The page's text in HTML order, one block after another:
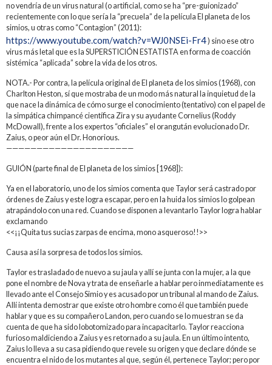
no vendría de un virus natural (o artificial, como se ha “pre-guionizado”
recientemente con lo que sería la “precuela” de la película El planeta de los
simios, u otras como “Contagion” (2011):
https://www.youtube.com/watch?v=WJ0NSEi-Fr4) sino ese otro
virus más letal que es la SUPERSTICIÓN ESTATISTA en forma de coacción
sistémica “aplicada” sobre la vida de los otros.
NOTA.- Por contra, la película original de El planeta de los simios (1968), con
Charlton Heston, sí que mostraba de un modo más natural la inquietud de la
que nace la dinámica de cómo surge el conocimiento (tentativo) con el papel de
la simpática chimpancé científica Zira y su ayudante Cornelius (Roddy
McDowall), frente a los expertos “oficiales” el orangután evolucionado Dr.
Zaius, o peor aún el Dr. Honorious.
—————————————————————
GUIÓN (parte final de El planeta de los simios [1968]):
Ya en el laboratorio, uno de los simios comenta que Taylor será castrado por
órdenes de Zaius y este logra escapar, pero en la huida los simios lo golpean
atrapándolo con una red. Cuando se disponen a levantarlo Taylor logra hablar
exclamando
<<¡¡Quita tus sucias zarpas de encima, mono asqueroso!!>>
Causa así la sorpresa de todos los simios.
Taylor es trasladado de nuevo a su jaula y allí se junta con la mujer, a la que
pone el nombre de Nova y trata de enseñarle a hablar pero inmediatamente es
llevado ante el Consejo Simio y es acusado por un tribunal al mando de Zaius.
Allí intenta demostrar que existe otro hombre como él que también puede
hablar y que es su compañero Landon, pero cuando se lo muestran se da
cuenta de que ha sido lobotomizado para incapacitarlo. Taylor reacciona
furioso maldiciendo a Zaius y es retornado a su jaula. En un último intento,
Zaius lo lleva a su casa pidiendo que revele su origen y que declare dónde se
encuentra el nido de los mutantes al que, según él, pertenece Taylor; pero por